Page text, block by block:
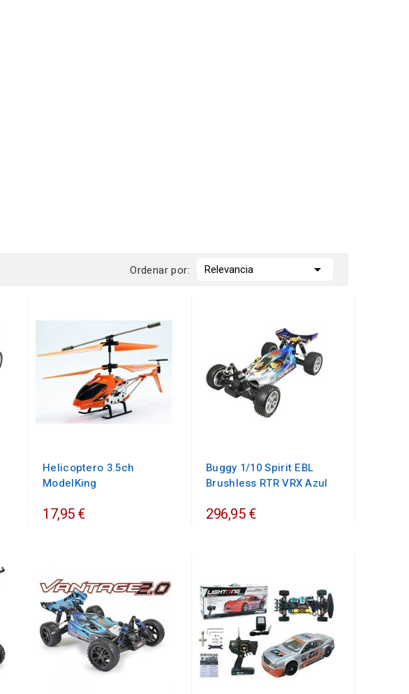
Ordenar por: Relevancia 
Helicoptero 3.5ch
ModelKing
17,95 €
Buggy 1/10 Spirit EBL
Brushless RTR VRX Azul
296,95 €